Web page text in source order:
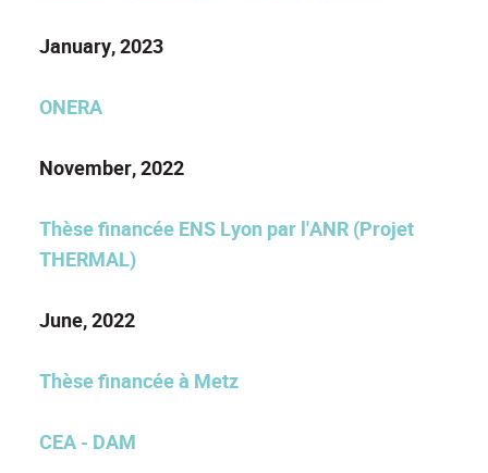
January, 2023
ONERA
November, 2022
Thèse financée ENS Lyon par l'ANR (Projet
THERMAL)
June, 2022
Thèse financée à Metz
CEA - DAM